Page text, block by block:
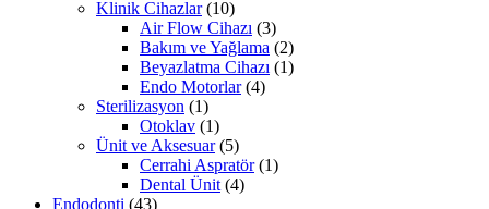
Klinik Cihazlar (10)
Air Flow Cihazı (3)
Bakım ve Yağlama (2)
Beyazlatma Cihazı (1)
Endo Motorlar (4)
Sterilizasyon (1)
Otoklav (1)
Ünit ve Aksesuar (5)
Cerrahi Aspratör (1)
Dental Ünit (4)
Endodonti (43)